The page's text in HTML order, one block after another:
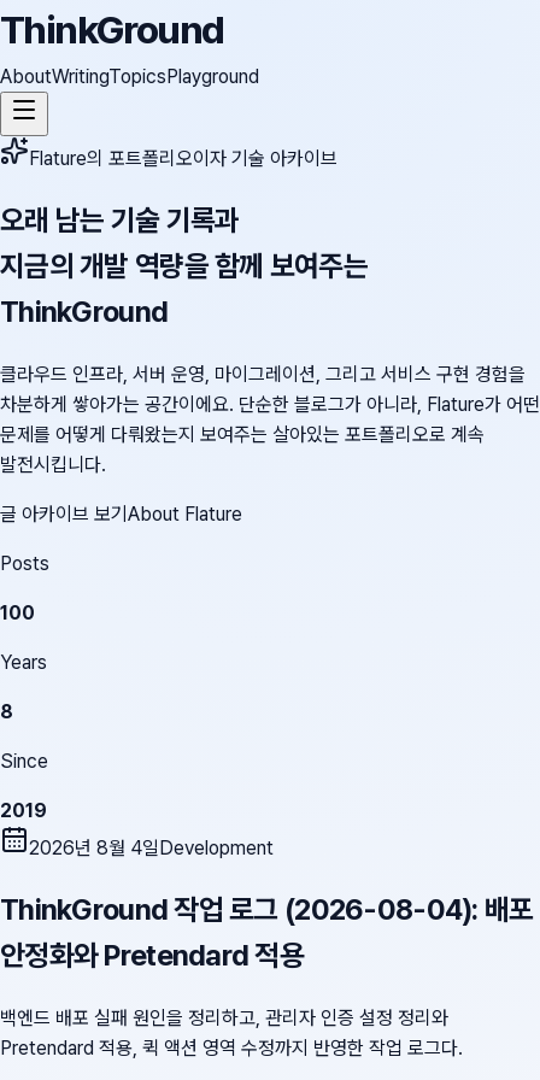
ThinkGround
AboutWritingTopicsPlayground
Flature의 포트폴리오이자 기술 아카이브
오래 남는 기술 기록과
지금의 개발 역량을 함께 보여주는
ThinkGround
클라우드 인프라, 서버 운영, 마이그레이션, 그리고 서비스 구현 경험을
차분하게 쌓아가는 공간이에요. 단순한 블로그가 아니라, Flature가 어떤
문제를 어떻게 다뤄왔는지 보여주는 살아있는 포트폴리오로 계속
발전시킵니다.
글 아카이브 보기 About Flature
Posts
100
Years
8
Since
2019
2026년 8월 4일Development
ThinkGround 작업 로그 (2026-08-04): 배포
안정화와 Pretendard 적용
백엔드 배포 실패 원인을 정리하고, 관리자 인증 설정 정리와
Pretendard 적용, 퀵 액션 영역 수정까지 반영한 작업 로그다.